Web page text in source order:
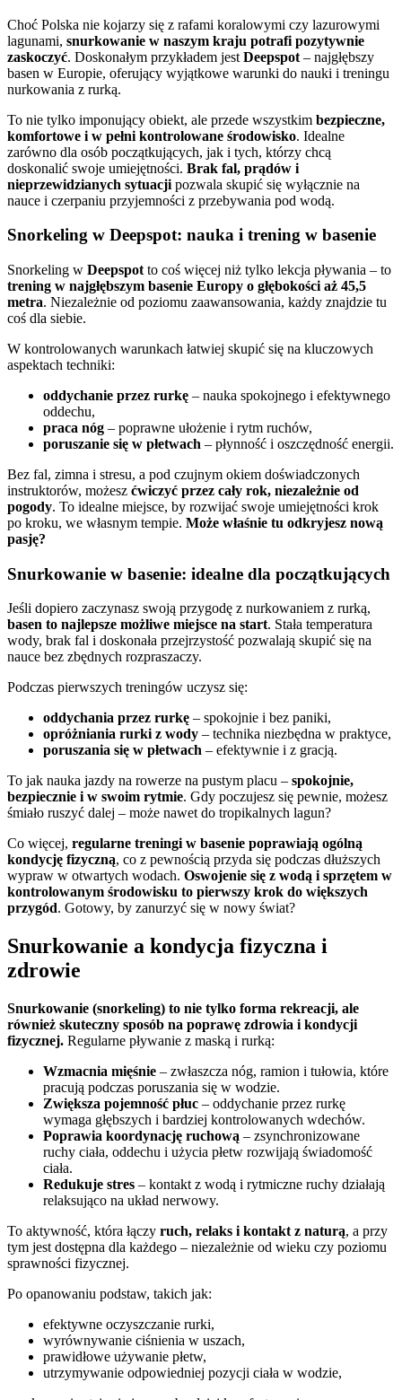
Choć Polska nie kojarzy się z rafami koralowymi czy lazurowymi
lagunami, snurkowanie w naszym kraju potrafi pozytywnie
zaskoczyć. Doskonałym przykładem jest Deepspot – najgłębszy
basen w Europie, oferujący wyjątkowe warunki do nauki i treningu
nurkowania z rurką.
To nie tylko imponujący obiekt, ale przede wszystkim bezpieczne,
komfortowe i w pełni kontrolowane środowisko. Idealne
zarówno dla osób początkujących, jak i tych, którzy chcą
doskonalić swoje umiejętności. Brak fal, prądów i
nieprzewidzianych sytuacji pozwala skupić się wyłącznie na
nauce i czerpaniu przyjemności z przebywania pod wodą.
Snorkeling w Deepspot: nauka i trening w basenie
Snorkeling w Deepspot to coś więcej niż tylko lekcja pływania – to
trening w najgłębszym basenie Europy o głębokości aż 45,5
metra. Niezależnie od poziomu zaawansowania, każdy znajdzie tu
coś dla siebie.
W kontrolowanych warunkach łatwiej skupić się na kluczowych
aspektach techniki:
oddychanie przez rurkę – nauka spokojnego i efektywnego
oddechu,
praca nóg – poprawne ułożenie i rytm ruchów,
poruszanie się w płetwach – płynność i oszczędność energii.
Bez fal, zimna i stresu, a pod czujnym okiem doświadczonych
instruktorów, możesz ćwiczyć przez cały rok, niezależnie od
pogody. To idealne miejsce, by rozwijać swoje umiejętności krok
po kroku, we własnym tempie. Może właśnie tu odkryjesz nową
pasję?
Snurkowanie w basenie: idealne dla początkujących
Jeśli dopiero zaczynasz swoją przygodę z nurkowaniem z rurką,
basen to najlepsze możliwe miejsce na start. Stała temperatura
wody, brak fal i doskonała przejrzystość pozwalają skupić się na
nauce bez zbędnych rozpraszaczy.
Podczas pierwszych treningów uczysz się:
oddychania przez rurkę – spokojnie i bez paniki,
opróżniania rurki z wody – technika niezbędna w praktyce,
poruszania się w płetwach – efektywnie i z gracją.
To jak nauka jazdy na rowerze na pustym placu – spokojnie,
bezpiecznie i w swoim rytmie. Gdy poczujesz się pewnie, możesz
śmiało ruszyć dalej – może nawet do tropikalnych lagun?
Co więcej, regularne treningi w basenie poprawiają ogólną
kondycję fizyczną, co z pewnością przyda się podczas dłuższych
wypraw w otwartych wodach. Oswojenie się z wodą i sprzętem w
kontrolowanym środowisku to pierwszy krok do większych
przygód. Gotowy, by zanurzyć się w nowy świat?
Snurkowanie a kondycja fizyczna i
zdrowie
Snurkowanie (snorkeling) to nie tylko forma rekreacji, ale
również skuteczny sposób na poprawę zdrowia i kondycji
fizycznej. Regularne pływanie z maską i rurką:
Wzmacnia mięśnie – zwłaszcza nóg, ramion i tułowia, które
pracują podczas poruszania się w wodzie.
Zwiększa pojemność płuc – oddychanie przez rurkę
wymaga głębszych i bardziej kontrolowanych wdechów.
Poprawia koordynację ruchową – zsynchronizowane
ruchy ciała, oddechu i użycia płetw rozwijają świadomość
ciała.
Redukuje stres – kontakt z wodą i rytmiczne ruchy działają
relaksująco na układ nerwowy.
To aktywność, która łączy ruch, relaks i kontakt z naturą, a przy
tym jest dostępna dla każdego – niezależnie od wieku czy poziomu
sprawności fizycznej.
Po opanowaniu podstaw, takich jak:
efektywne oczyszczanie rurki,
wyrównywanie ciśnienia w uszach,
prawidłowe używanie płetw,
utrzymywanie odpowiedniej pozycji ciała w wodzie,